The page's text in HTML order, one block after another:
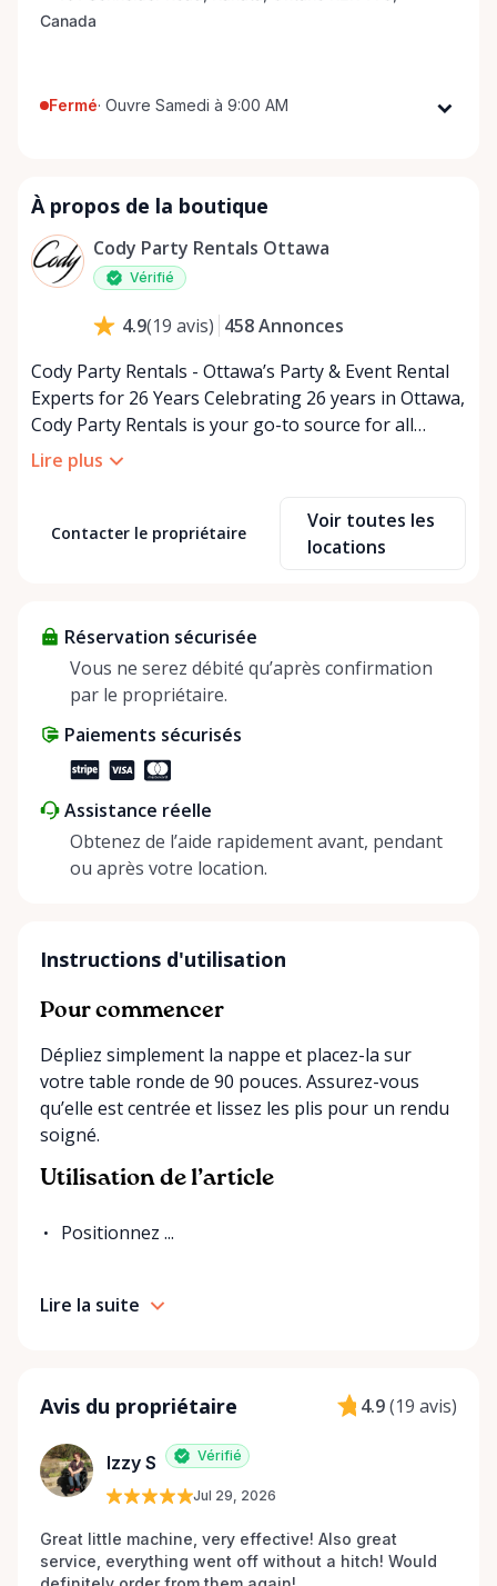
Fermé· Ouvre Samedi à 9:00 AM
Mercredi
Jeudi
9:00 AM - 5:00 PM
Vendredi
Dimanche
À propos de la boutique
Cody Party Rentals Ottawa
Vérifié
4.9(19 avis) 458Annonces
Cody Party Rentals - Ottawa’s Party & Event Rental
Experts for 26 Years Celebrating 26 years in Ottawa,
Cody Party Rentals is your go-to source for all
things party and event rentals. We’re proud to be a
partner of Rent Anything, expanding our offerings
At Cody Party Rentals, we believe in the power of
sharing—giving others the chance to rent out their
helping people enjoy more for less while making a
positive impact on the environment. By choosing to
share instead of buy, we’re all doing our part to
Lire plus
Contacter le propriétaire
Voir toutes les
locations
Réservation sécurisée
Vous ne serez débité qu’après confirmation
par le propriétaire.
Paiements sécurisés
Assistance réelle
Obtenez de l’aide rapidement avant, pendant
ou après votre location.
Instructions d'utilisation
Pour commencer
Dépliez simplement la nappe et placez-la sur
votre table ronde de 90 pouces. Assurez-vous
qu’elle est centrée et lissez les plis pour un rendu
soigné.
Utilisation de l’article
Positionnez ...
Lire la suite
Avis du propriétaire 4.9(19 avis)
Izzy S Vérifié
Jul 29, 2026
Great little machine, very effective! Also great
service, everything went off without a hitch! Would